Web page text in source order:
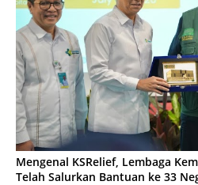
Mengenal KSRelief, Lembaga
Telah Salurkan Bantuan ke 33